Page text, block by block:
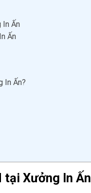
In Ấn
Ấn
In Ấn?
tại Xưởng In Ấn